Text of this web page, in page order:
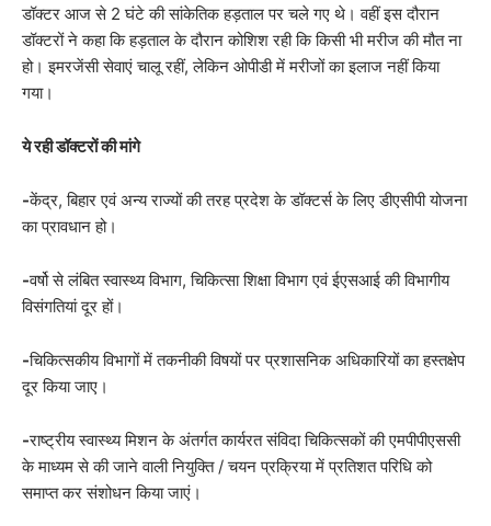
डॉक्टर आज से 2 घंटे की सांकेतिक हड़ताल पर चले गए थे। वहीं इस दौरान
डॉक्टरों ने कहा कि हड़ताल के दौरान कोशिश रही कि किसी भी मरीज की मौत ना
हो। इमरजेंसी सेवाएं चालू रहीं, लेकिन ओपीडी में मरीजों का इलाज नहीं किया
गया।
ये रही डॉक्टरों की मांगे
-केंद्र, बिहार एवं अन्य राज्यों की तरह प्रदेश के डॉक्टर्स के लिए डीएसीपी योजना
का प्रावधान हो।
-वर्षो से लंबित स्वास्थ्य विभाग, चिकित्सा शिक्षा विभाग एवं ईएसआई की विभागीय
विसंगतियां दूर हों।
-चिकित्सकीय विभागों में तकनीकी विषयों पर प्रशासनिक अधिकारियों का हस्तक्षेप
दूर किया जाए।
-राष्ट्रीय स्वास्थ्य मिशन के अंतर्गत कार्यरत संविदा चिकित्सकों की एमपीपीएससी
के माध्यम से की जाने वाली नियुक्ति / चयन प्रक्रिया में प्रतिशत परिधि को
समाप्त कर संशोधन किया जाएं।